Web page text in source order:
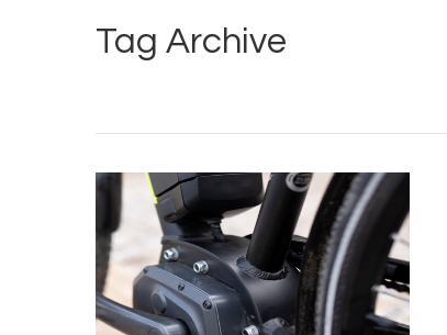
Tag Archive